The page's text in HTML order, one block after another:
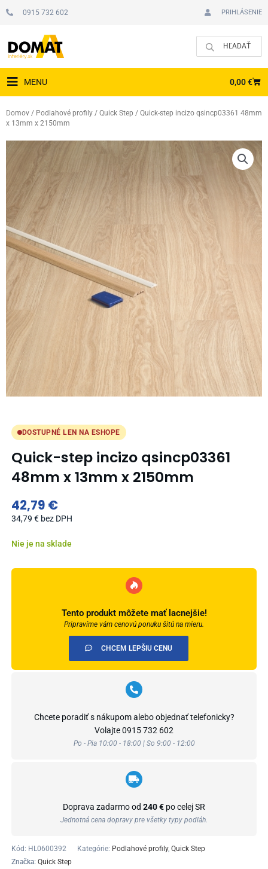
0915 732 602 PRIHLÁSENIE
MENU 0,00€
Domov / Podlahové profily / Quick Step / Quick-step incizo qsincp03361 48mm
x 13mm x 2150mm
DOSTUPNÉ LEN NA ESHOPE
Quick-step incizo qsincp03361
48mm x 13mm x 2150mm
42,79 €
34,79 € bez DPH
Nie je na sklade
Tento produkt môžete mať lacnejšie!
Pripravíme vám cenovú ponuku šitú na mieru.
CHCEM LEPŠIU CENU
Chcete poradiť s nákupom alebo objednať telefonicky?
Volajte0915 732 602
Po - Pia 10:00 - 18:00 | So 9:00 - 12:00
Doprava zadarmo od 240 € po celej SR
Jednotná cena dopravy pre všetky typy podláh.
Kód: HL0600392 Kategórie: Podlahové profily, Quick Step
Značka: Quick Step